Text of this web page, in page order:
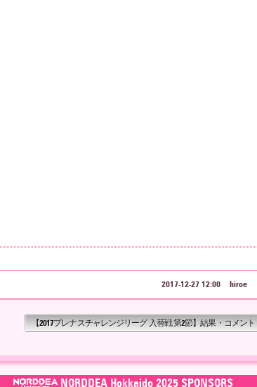
2017-12-27 12:00 hiroe
【2017プレナスチャレンジリーグ 入替戦 第2節】結果・コメント
NORDDEA Hokkaido 2025 SPONSORS